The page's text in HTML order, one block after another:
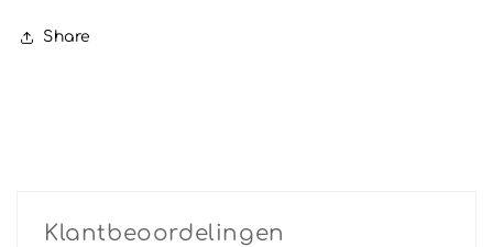
Share
Klantbeoordelingen